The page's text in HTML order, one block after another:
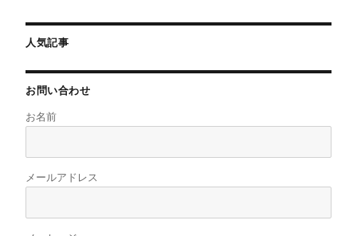
人気記事
お問い合わせ
お名前
メールアドレス